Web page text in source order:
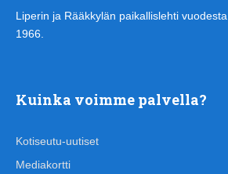
Liperin ja Rääkkylän paikallislehti vuodesta
1966.
Kuinka voimme palvella?
Kotiseutu-uutiset
Mediakortti